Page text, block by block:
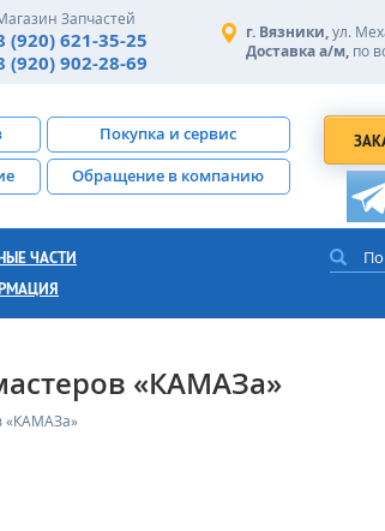
Запчастей
(920) 621-35-25
(920) 902-28-69
г. Вязники,ул.
Доставка а/м, по
Покупка и сервис
Обращение в компанию
ЧАСТИ
«КАМАЗа»
«КАМАЗа»